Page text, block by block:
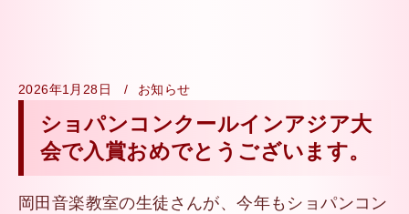
2026年1月28日 お知らせ
ショパンコンクールインアジア大
会で入賞おめでとうございます。
岡田音楽教室の生徒さんが、今年もショパンコン